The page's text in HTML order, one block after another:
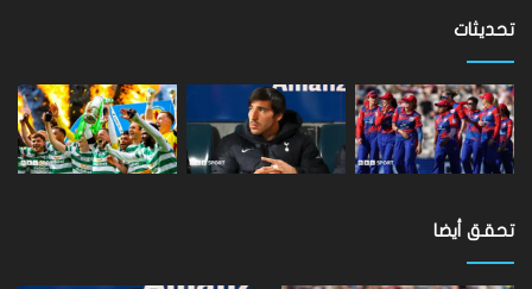
تحديثات
تحقق أيضا